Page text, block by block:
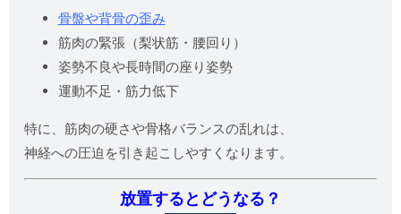
骨盤や背骨の歪み
筋肉の緊張（梨状筋・腰回り）
姿勢不良や長時間の座り姿勢
運動不足・筋力低下
特に、筋肉の硬さや骨格バランスの乱れは、
神経への圧迫を引き起こしやすくなります。
放置するとどうなる？